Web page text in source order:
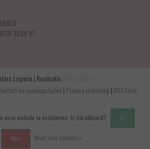
3839 97
Lingerie | Realisatie
en openingstijden | Privacy verklaring | RSS Feed
onze website te verbeteren. Is dat akkoord? Ja
Nee Meer over cookies »